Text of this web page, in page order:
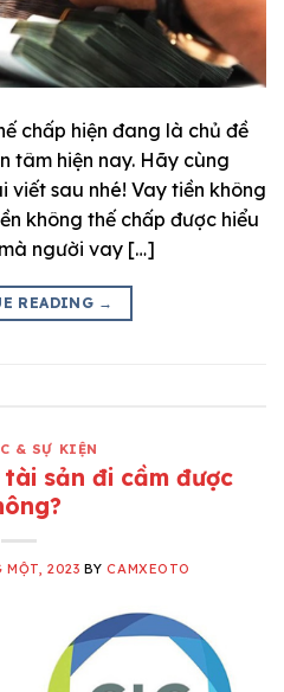
chấp hiện đang là chủ đề
tâm hiện nay. Hãy cùng
viết sau nhé! Vay tiền không
không thế chấp được hiểu
người vay […]
READING →
& SỰ KIỆN
sản đi cầm được
MỘT, 2023 BYCAMXEOTO